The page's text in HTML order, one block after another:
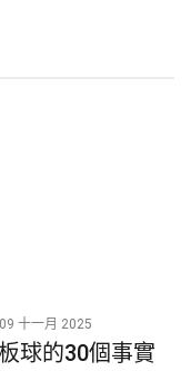
09 十一月 2025
球的30個事實